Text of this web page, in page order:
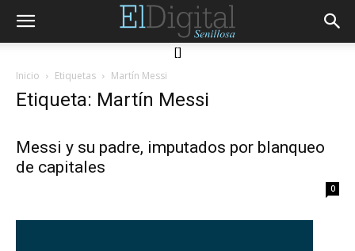
[]
Inicio Etiquetas Martín Messi
Etiqueta: Martín Messi
Messi y su padre, imputados por blanqueo
de capitales
0